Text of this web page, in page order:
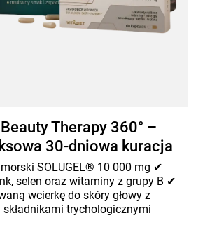
Beauty Therapy 360° –
30-dniowa kuracja
skóry i paznokci
SOLUGEL® 10 000 mg ✔
selen oraz witaminy z grupy B ✔
wcierkę do skóry głowy z
trychologicznymi